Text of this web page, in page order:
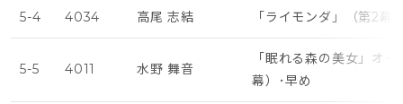
5-4 4034 高尾 志結 「ライモンダ」（第2幕
5-5 4011 水野 舞音
「眠れる森の美女」オ
幕）･早め